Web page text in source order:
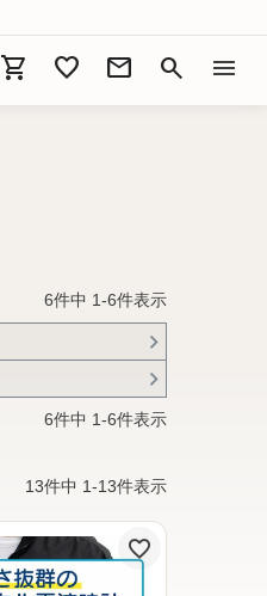
shopping_cart favorite mail search menu
6件中 1-6件表示
6件中 1-6件表示
13件中 1-13件表示